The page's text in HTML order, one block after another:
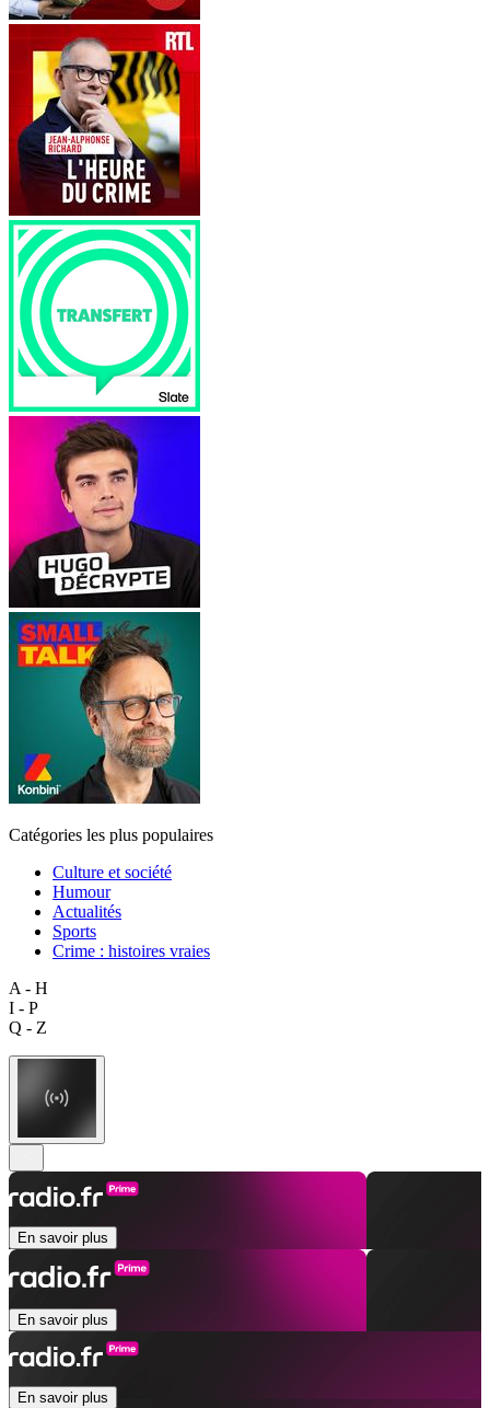
Catégories les plus populaires
Culture et société
Humour
Actualités
Sports
Crime : histoires vraies
A - H
I - P
Q - Z
En savoir plus
En savoir plus
En savoir plus